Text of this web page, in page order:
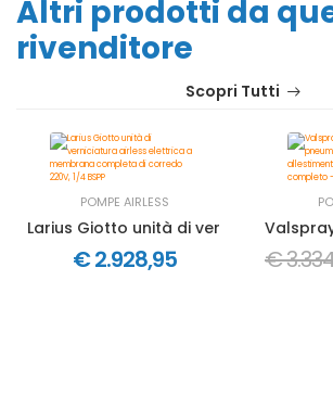
Altri prodotti da
rivenditore
Scopri Tutti
POMPE AIRLESS
Larius Giotto unità di verniciatura
€ 2.928,95 €